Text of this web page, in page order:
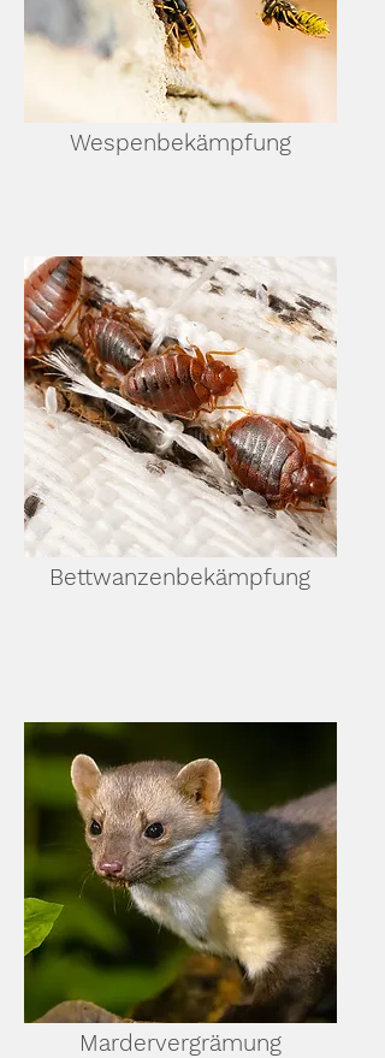
Wespenbekämpfung
Bettwanzenbekämpfung
Mardervergrämung